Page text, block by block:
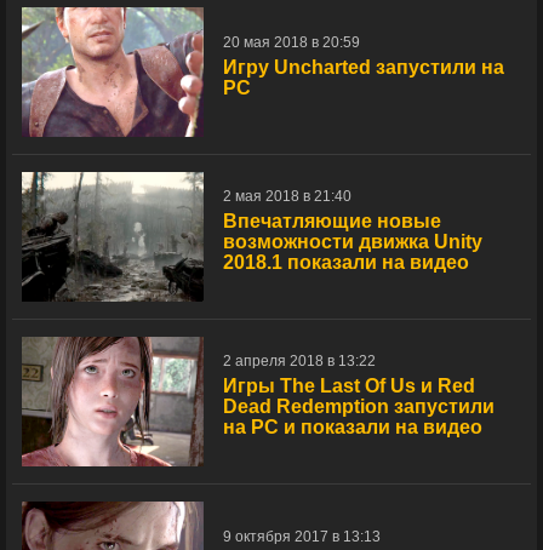
20 мая 2018 в 20:59
Игру Uncharted запустили на
PC
2 мая 2018 в 21:40
Впечатляющие новые
возможности движка Unity
2018.1 показали на видео
2 апреля 2018 в 13:22
Игры The Last Of Us и Red
Dead Redemption запустили
на PC и показали на видео
9 октября 2017 в 13:13